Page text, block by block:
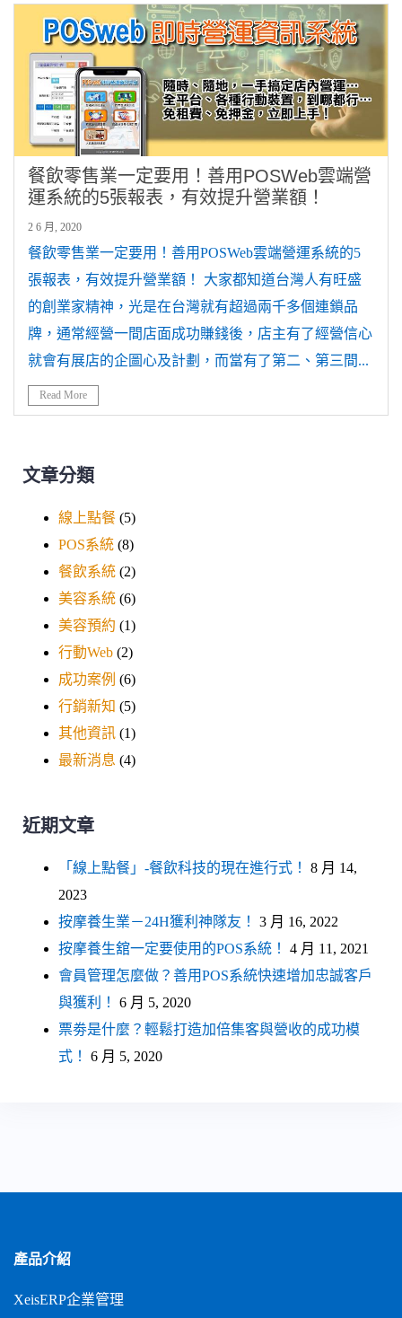
餐飲零售業一定要用！善用POSWeb雲端營
運系統的5張報表，有效提升營業額！
2 6 月, 2020
餐飲零售業一定要用！善用POSWeb雲端營運系統的5
張報表，有效提升營業額！ 大家都知道台灣人有旺盛
的創業家精神，光是在台灣就有超過兩千多個連鎖品
牌，通常經營一間店面成功賺錢後，店主有了經營信心
就會有展店的企圖心及計劃，而當有了第二、第三間...
Read More
文章分類
線上點餐 (5)
POS系統 (8)
餐飲系統 (2)
美容系統 (6)
美容預約 (1)
行動Web (2)
成功案例 (6)
行銷新知 (5)
其他資訊 (1)
最新消息 (4)
近期文章
「線上點餐」-餐飲科技的現在進行式！
8 月 14,
2023
按摩養生業－24H獲利神隊友！
3 月 16, 2022
按摩養生舘一定要使用的POS系統！
4 月 11, 2021
會員管理怎麼做？善用POS系統快速增加忠誠客戶
與獲利！
6 月 5, 2020
票劵是什麼？輕鬆打造加倍集客與營收的成功模
式！
6 月 5, 2020
產品介紹
XeisERP企業管理